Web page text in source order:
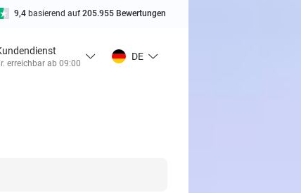
9,4 basierend auf205.955 Bewertungen
erreichbar ab 09:00
DE